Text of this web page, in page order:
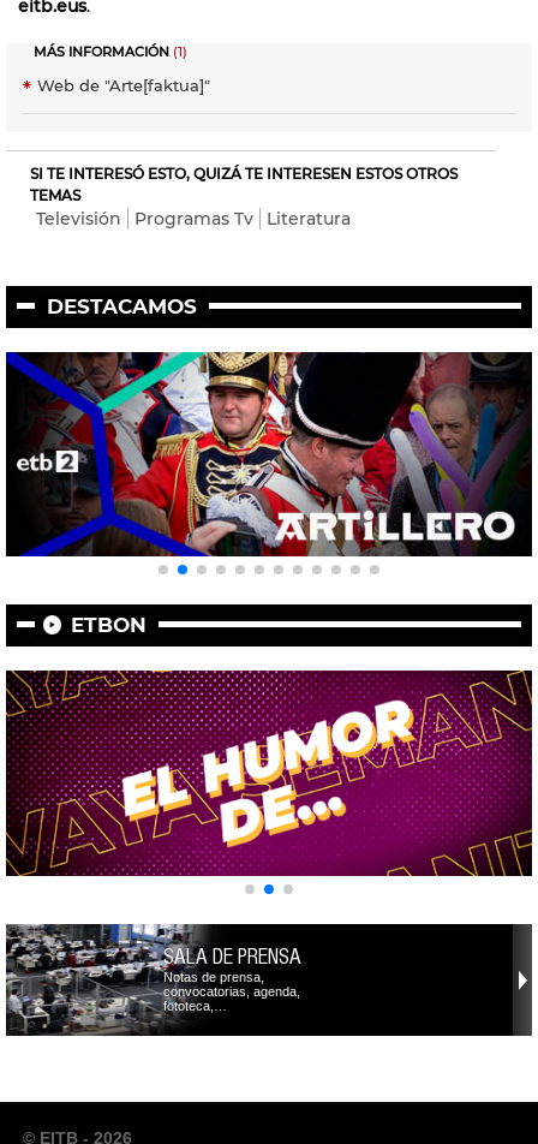
eitb.eus.
MÁS INFORMACIÓN (1)
Web de "Arte[faktua]"
SI TE INTERESÓ ESTO, QUIZÁ TE INTERESEN ESTOS OTROS
TEMAS
Televisión Programas Tv Literatura
DESTACAMOS
ETBON
SALA DE PRENSA
Notas de prensa,
convocatorias, agenda,
fototeca,…
© EITB - 2026